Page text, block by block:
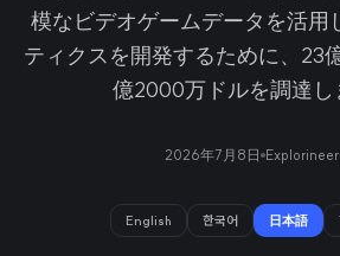
模なビデオゲームデータを活用
ティクスを開発するために、23
億2000万ドルを調達し
2026年7月8日
English 한국어 日本語